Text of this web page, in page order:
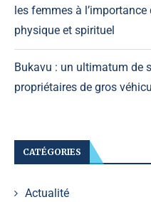
les femmes à
physique et spirituel
Bukavu : un ultimatum de
propriétaires de gros
CATÉGORIES
Actualité